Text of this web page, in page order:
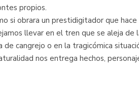
propios.
si obrara un prestidigitador que
llevar en el tren que se aleja
cangrejo o en la tragicómica
nos entrega hechos,